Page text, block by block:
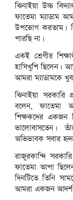
ঝিনাইয়া উচ্চ
ফাতেমা ম্যাডাম
উপভোগ করতাম।
পারছি না।
একই শ্রেণীর
হাসিখুশি ছিলেন।
আমরা ম্যাডামকে
ঝিনাইয়া সরকারি
বলেন, ফাতেমা
শিক্ষকদের একজন
ভালোবাসতেন।
অভিভাবক সবার
রাজুরকান্দি
ফাতেমা আপা
দিনটিতে তিনি
আমরা একজন আদর্শ